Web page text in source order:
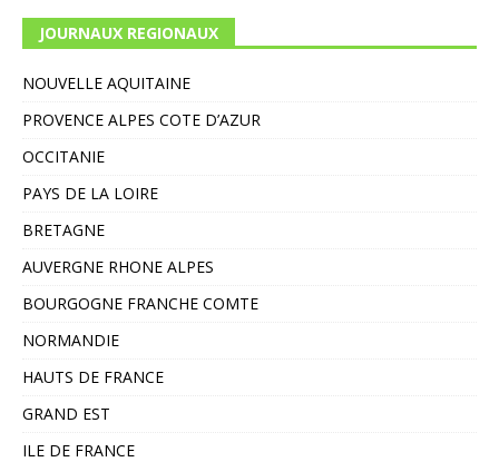
JOURNAUX REGIONAUX
NOUVELLE AQUITAINE
PROVENCE ALPES COTE D’AZUR
OCCITANIE
PAYS DE LA LOIRE
BRETAGNE
AUVERGNE RHONE ALPES
BOURGOGNE FRANCHE COMTE
NORMANDIE
HAUTS DE FRANCE
GRAND EST
ILE DE FRANCE